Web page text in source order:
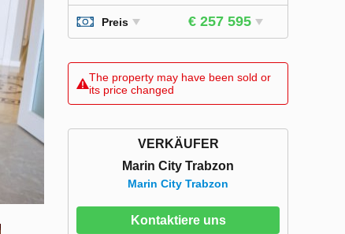
Preis € 257 595
The property may have been sold or
its price changed
VERKÄUFER
Marin City Trabzon
Marin City Trabzon
Kontaktiere uns